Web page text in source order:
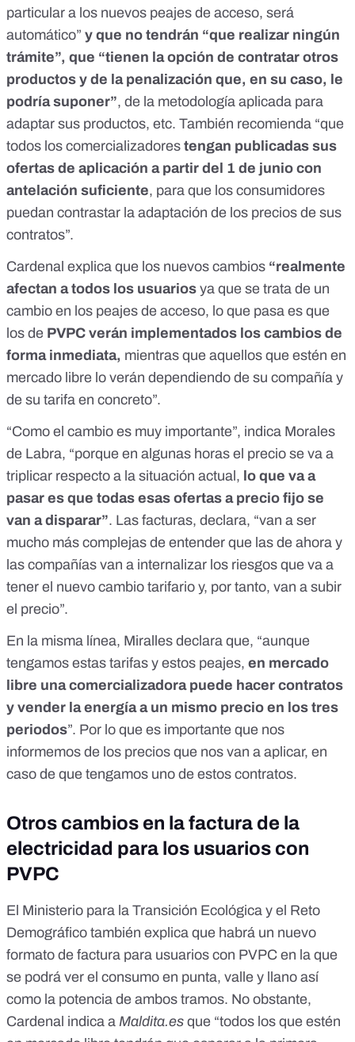
particular a los nuevos peajes de acceso, será
automático” y que no tendrán “que realizar ningún
trámite”, que “tienen la opción de contratar otros
productos y de la penalización que, en su caso, le
podría suponer”, de la metodología aplicada para
adaptar sus productos, etc. También recomienda “que
todos los comercializadores tengan publicadas sus
ofertas de aplicación a partir del 1 de junio con
antelación suficiente, para que los consumidores
puedan contrastar la adaptación de los precios de sus
contratos”.
Cardenal explica que los nuevos cambios “realmente
afectan a todos los usuarios ya que se trata de un
cambio en los peajes de acceso, lo que pasa es que
los de PVPC verán implementados los cambios de
forma inmediata, mientras que aquellos que estén en
mercado libre lo verán dependiendo de su compañía y
de su tarifa en concreto”.
“Como el cambio es muy importante”, indica Morales
de Labra, “porque en algunas horas el precio se va a
triplicar respecto a la situación actual, lo que va a
pasar es que todas esas ofertas a precio fijo se
van a disparar”. Las facturas, declara, “van a ser
mucho más complejas de entender que las de ahora y
las compañías van a internalizar los riesgos que va a
tener el nuevo cambio tarifario y, por tanto, van a subir
el precio”.
En la misma línea, Miralles declara que, “aunque
tengamos estas tarifas y estos peajes, en mercado
libre una comercializadora puede hacer contratos
y vender la energía a un mismo precio en los tres
periodos”. Por lo que es importante que nos
informemos de los precios que nos van a aplicar, en
caso de que tengamos uno de estos contratos.
Otros cambios en la factura de la
electricidad para los usuarios con
PVPC
El Ministerio para la Transición Ecológica y el Reto
Demográfico también explica que habrá un nuevo
formato de factura para usuarios con PVPC en la que
se podrá ver el consumo en punta, valle y llano así
como la potencia de ambos tramos. No obstante,
Cardenal indica a Maldita.es que “todos los que estén